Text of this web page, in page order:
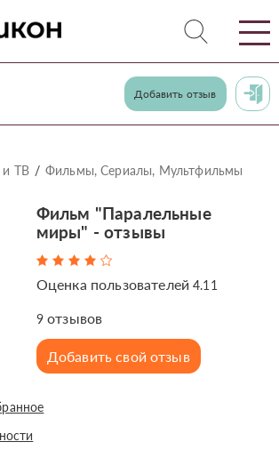
Добавить отзыв
ТВ Фильмы, Сериалы, Мультфильмы
Фильм "Паралельные
миры" - отзывы
Оценка пользователей4.11
9отзывов
Добавить свой отзыв